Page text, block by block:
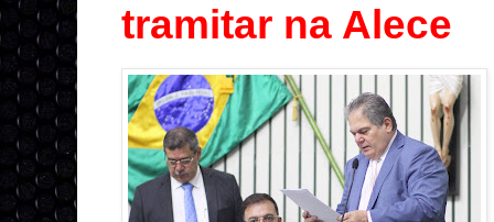
tramitar na Alece